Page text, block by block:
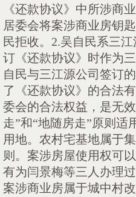
《还款协议》中所涉商
居委会将案涉商业房钥
民拒收。2.吴自民系三
订《还款协议》时作为
自民与三江源公司签订
了《还款协议》的合法
委会的合法权益，是无
走”和“地随房走”原则适
用地。农村宅基地属于
则。案涉房屋使用权可
有为闫景梅等三人办理
案涉商业房属于城中村